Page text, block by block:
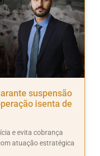
suspensão
isenta de
e evita cobrança
atuação estratégica